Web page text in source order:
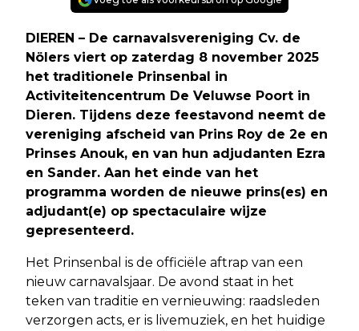
DIEREN – De carnavalsvereniging Cv. de
Nölers viert op zaterdag 8 november 2025
het traditionele Prinsenbal in
Activiteitencentrum De Veluwse Poort in
Dieren. Tijdens deze feestavond neemt de
vereniging afscheid van Prins Roy de 2e en
Prinses Anouk, en van hun adjudanten Ezra
en Sander. Aan het einde van het
programma worden de nieuwe prins(es) en
adjudant(e) op spectaculaire wijze
gepresenteerd.
Het Prinsenbal is de officiële aftrap van een
nieuw carnavalsjaar. De avond staat in het
teken van traditie en vernieuwing: raadsleden
verzorgen acts, er is livemuziek, en het huidige